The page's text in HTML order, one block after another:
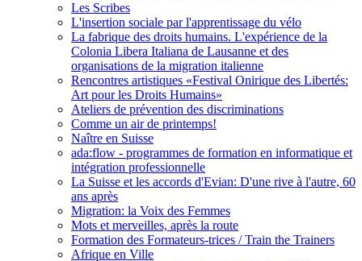
Les Scribes
L'insertion sociale par l'apprentissage du vélo
La fabrique des droits humains. L'expérience de la
Colonia Libera Italiana de Lausanne et des
organisations de la migration italienne
Rencontres artistiques «Festival Onirique des Libertés:
Art pour les Droits Humains»
Ateliers de prévention des discriminations
Comme un air de printemps!
Naître en Suisse
ada:flow - programmes de formation en informatique et
intégration professionnelle
La Suisse et les accords d'Evian: D'une rive à l'autre, 60
ans après
Migration: la Voix des Femmes
Mots et merveilles, après la route
Formation des Formateurs-trices / Train the Trainers
Afrique en Ville